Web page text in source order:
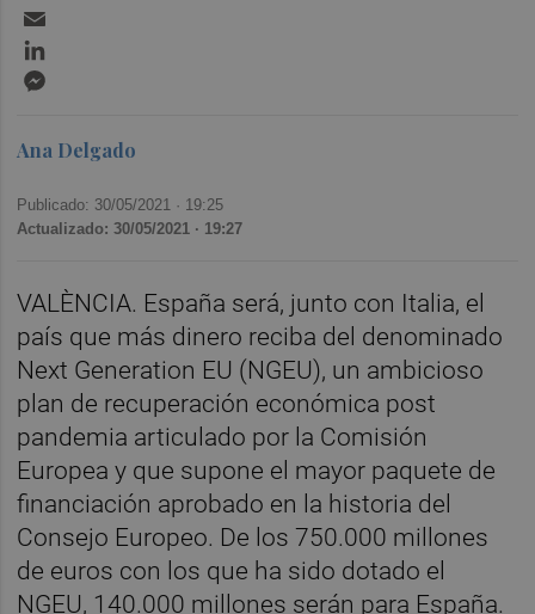
Ana Delgado
Publicado: 30/05/2021 · 19:25
Actualizado: 30/05/2021 · 19:27
VALÈNCIA. España será, junto con Italia, el
país que más dinero reciba del denominado
Next Generation EU (NGEU), un ambicioso
plan de recuperación económica post
pandemia articulado por la Comisión
Europea y que supone el mayor paquete de
financiación aprobado en la historia del
Consejo Europeo. De los 750.000 millones
de euros con los que ha sido dotado el
NGEU, 140.000 millones serán para España.